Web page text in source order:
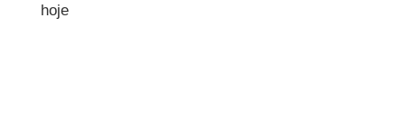
hoje